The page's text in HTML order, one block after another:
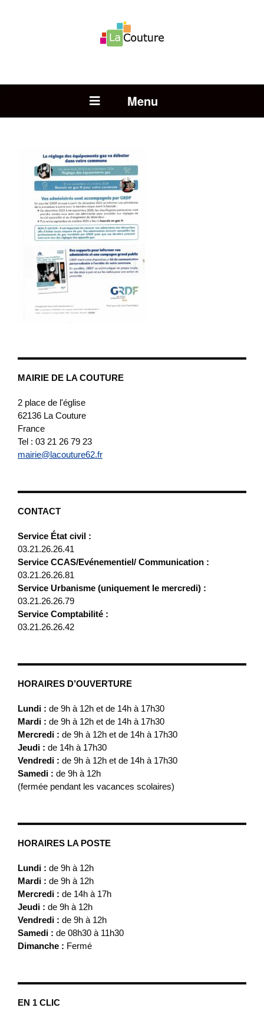
Open Menu
MAIRIE DE LA COUTURE
2 place de l'église
62136 La Couture
France
Tel : 03 21 26 79 23
mairie@lacouture62.fr
CONTACT
Service État civil :
03.21.26.26.41
Service CCAS/Evénementiel/ Communication :
03.21.26.26.81
Service Urbanisme (uniquement le mercredi) :
03.21.26.26.79
Service Comptabilité :
03.21.26.26.42
HORAIRES D’OUVERTURE
Lundi : de 9h à 12h et de 14h à 17h30
Mardi : de 9h à 12h et de 14h à 17h30
Mercredi : de 9h à 12h et de 14h à 17h30
Jeudi : de 14h à 17h30
Vendredi : de 9h à 12h et de 14h à 17h30
Samedi : de 9h à 12h
(fermée pendant les vacances scolaires)
HORAIRES LA POSTE
Lundi : de 9h à 12h
Mardi : de 9h à 12h
Mercredi : de 14h à 17h
Jeudi : de 9h à 12h
Vendredi : de 9h à 12h
Samedi : de 08h30 à 11h30
Dimanche : Fermé
EN 1 CLIC